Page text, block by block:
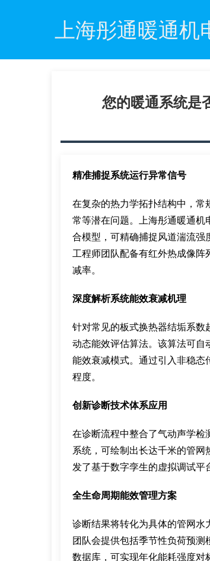
上海彤通暖通机
您的暖通系统是
精准捕捉系统运行异常信号
在复杂的热力学拓扑结构中，
常等潜在问题。上海彤通暖通
合模型，可精确捕捉风道湍流
工程师团队配备有红外热成像
减率。
深度解析系统能效衰减机理
针对常见的板式换热器结垢系
动态能效评估算法。该算法可
能效衰减模式。通过引入非稳
程度。
创新诊断技术体系应用
在诊断流程中整合了气动声学
系统，可绘制出长达千米的管
发了基于数字孪生的虚拟调试平
全生命周期能效管理方案
诊断结果将转化为具体的管网
团队会提供包括季节性负荷预
数据库，可实现年化能耗强度对